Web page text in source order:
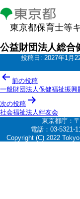
東京都保育士等
公益財団法人総合
投稿日: 2027年1月
投
稿
ナ
ビ
ー
前の投稿
一般財団法人保健福祉振興
次の投稿
社会福祉法人絆友会
東京都庁：
電話：03-5321-
Copyright (C) 2022